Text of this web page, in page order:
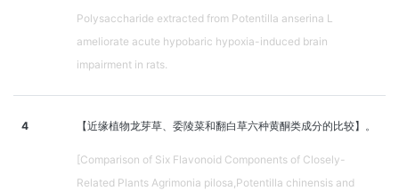
Polysaccharide extracted from Potentilla anserina L
ameliorate acute hypobaric hypoxia-induced brain
impairment in rats.
4 【近缘植物龙芽草、委陵菜和翻白草六种黄酮类成分的比较】。
[Comparison of Six Flavonoid Components of Closely-
Related Plants Agrimonia pilosa,Potentilla chinensis and